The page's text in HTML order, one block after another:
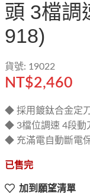
頭 3檔調
918)
貨號: 19022
NT$2,460
◆ 採用鍍鈦合金定
◆ 3檔位調速 4段動
◆ 充滿電自動斷電
已售完
加到願望清單